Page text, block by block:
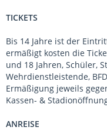
TICKETS
Bis 14 Jahre ist der
ermäßigt kosten die
und 18 Jahren, Schüler,
Wehrdienstleistende,
Ermäßigung jeweils
Kassen- &
ANREISE